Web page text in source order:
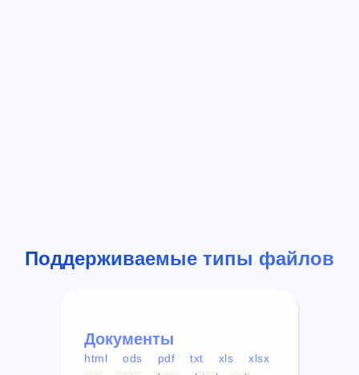
Поддерживаемые типы файлов
Документы
html ods pdf txt xls
xlsx